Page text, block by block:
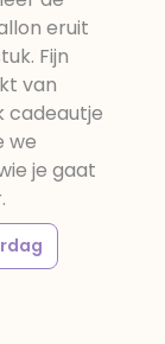
eruit
Fijn
van
cadeautje
we
je gaat